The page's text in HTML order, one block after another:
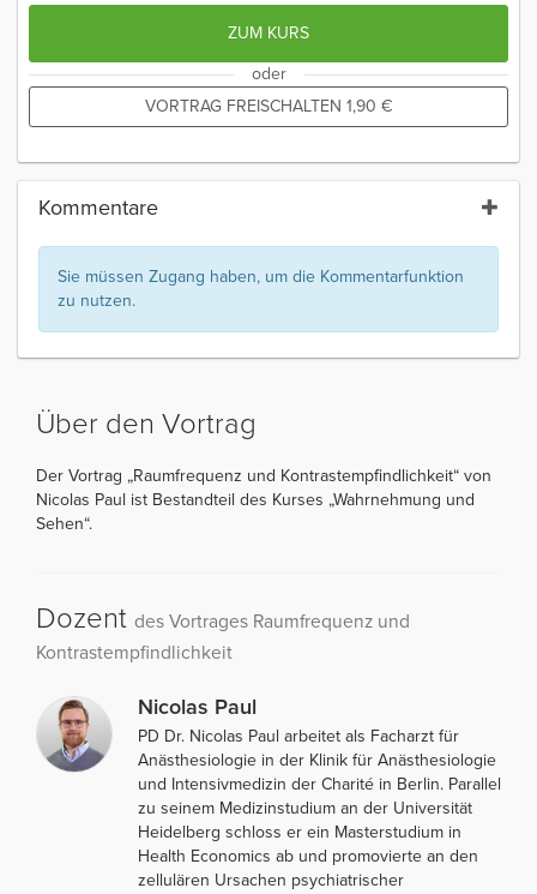
ZUM KURS
oder
VORTRAG FREISCHALTEN 1,90 €
Kommentare
Sie müssen Zugang haben, um die Kommentarfunktion
zu nutzen.
Über den Vortrag
Der Vortrag „Raumfrequenz und Kontrastempfindlichkeit“ von
Nicolas Paul ist Bestandteil des Kurses „Wahrnehmung und
Sehen“.
Dozent des Vortrages Raumfrequenz und
Kontrastempfindlichkeit
Nicolas Paul
PD Dr. Nicolas Paul arbeitet als Facharzt für
Anästhesiologie in der Klinik für Anästhesiologie
und Intensivmedizin der Charité in Berlin. Parallel
zu seinem Medizinstudium an der Universität
Heidelberg schloss er ein Masterstudium in
Health Economics ab und promovierte an den
zellulären Ursachen psychiatrischer